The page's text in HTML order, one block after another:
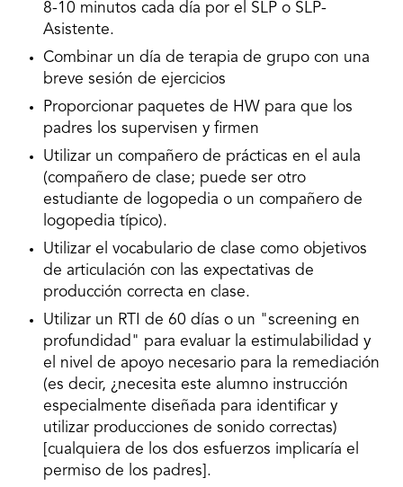
8-10 minutos cada día por el SLP o SLP-
Asistente.
Combinar un día de terapia de grupo con una
breve sesión de ejercicios
Proporcionar paquetes de HW para que los
padres los supervisen y firmen
Utilizar un compañero de prácticas en el aula
(compañero de clase; puede ser otro
estudiante de logopedia o un compañero de
logopedia típico).
Utilizar el vocabulario de clase como objetivos
de articulación con las expectativas de
producción correcta en clase.
Utilizar un RTI de 60 días o un "screening en
profundidad" para evaluar la estimulabilidad y
el nivel de apoyo necesario para la remediación
(es decir, ¿necesita este alumno instrucción
especialmente diseñada para identificar y
utilizar producciones de sonido correctas)
[cualquiera de los dos esfuerzos implicaría el
permiso de los padres].